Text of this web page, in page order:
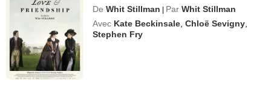
De Whit Stillman | Par Whit Stillman
Avec Kate Beckinsale ,Chloë Sevigny
Stephen Fry